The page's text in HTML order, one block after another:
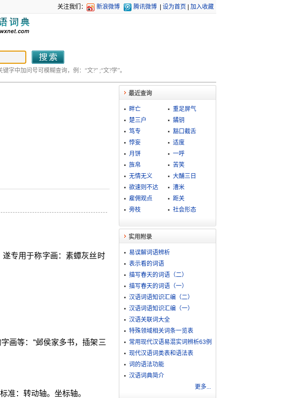
关注我们： 新浪微博 腾讯微博 设为首页 加入收藏
字中加问号可模糊查询，例：“文?” ;“文?学”。
专用于称字画：素蟫灰丝时
画等：“邺侯家多书，插架三
准：转动轴。坐标轴。
最近查询
畔亡
重足屏气
楚三户
鐍钥
笃专
豁口截舌
悖妄
适度
月饼
一呼
旌帛
苦笑
无情无义
大酺三日
欲速则不达
漕米
雇佣观点
距关
旁枝
社会形态
实用附录
易误解词语辨析
表示看的词语
描写春天的词语（二）
描写春天的词语（一）
汉语词语知识汇编（二）
汉语词语知识汇编（一）
汉语关联词大全
特殊领域相关词条一览表
常用现代汉语易混实词辨析63例
现代汉语词类表和语法表
词的语法功能
汉语词典简介
更多...